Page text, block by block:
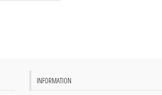
INFORMATION